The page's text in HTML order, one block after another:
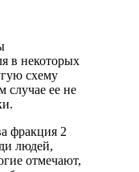
в некоторых
схему
ее не
фракция 2
людей,
отмечают,